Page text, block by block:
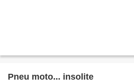
Pneu moto... insolite